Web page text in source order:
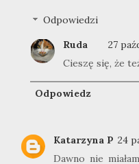
Odpowiedzi
Ruda
27
Cieszę się, że
Odpowiedz
Katarzyna P 24
Dawno nie